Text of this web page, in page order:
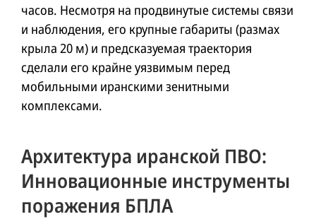
часов. Несмотря на продвинутые системы связи
и наблюдения, его крупные габариты (размах
крыла 20 м) и предсказуемая траектория
сделали его крайне уязвимым перед
мобильными иранскими зенитными
комплексами.
Архитектура иранской ПВО:
Инновационные инструменты
поражения БПЛА